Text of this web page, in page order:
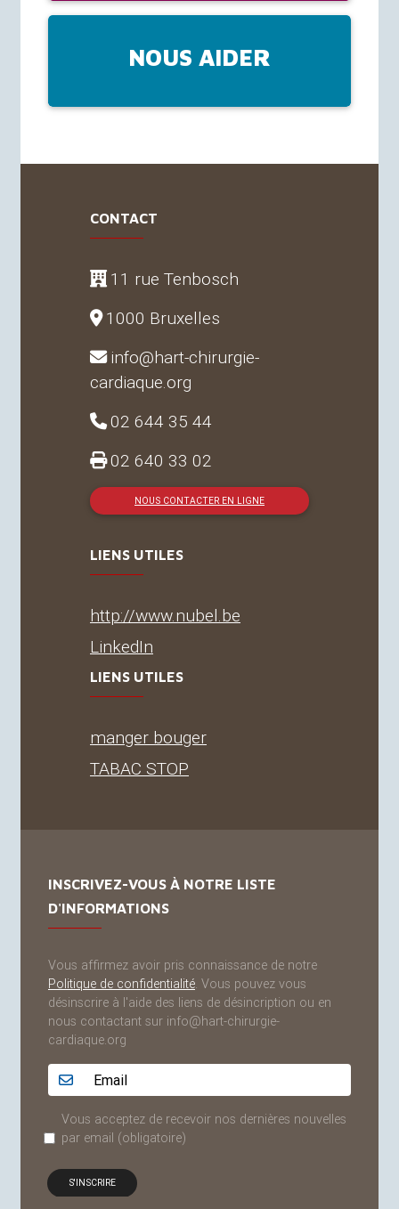
NOUS AIDER
CONTACT
11 rue Tenbosch
1000 Bruxelles
info@hart-chirurgie-
cardiaque.org
02 644 35 44
02 640 33 02
NOUS CONTACTER EN LIGNE
LIENS UTILES
http://www.nubel.be
LinkedIn
LIENS UTILES
manger bouger
TABAC STOP
INSCRIVEZ-VOUS À NOTRE LISTE
D'INFORMATIONS
Vous affirmez avoir pris connaissance de notre
Politique de confidentialité. Vous pouvez vous
désinscrire à l'aide des liens de désincription ou en
nous contactant sur info@hart-chirurgie-
cardiaque.org
Adresse email...
Vous acceptez de recevoir nos dernières nouvelles
par email (obligatoire)